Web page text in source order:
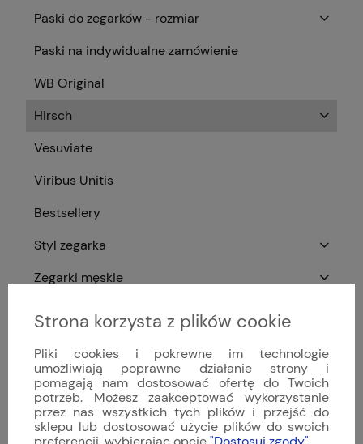
Paski do zegarków - rozmiar
Paski na indywidualne zamówienie
WB Original
Hirsch
Vesuviate
Viribus Unitis
Bestsellery
Styl zegarka
Zegarki męskie
Zegarki luksusowe
Zegarki szwajcarskie
Akcesoria do zegarków
Strona korzysta z plików cookie
Pliki cookies i pokrewne im technologie
umożliwiają poprawne działanie strony i
pomagają nam dostosować ofertę do Twoich
potrzeb. Możesz zaakceptować wykorzystanie
przez nas wszystkich tych plików i przejść do
sklepu lub dostosować użycie plików do swoich